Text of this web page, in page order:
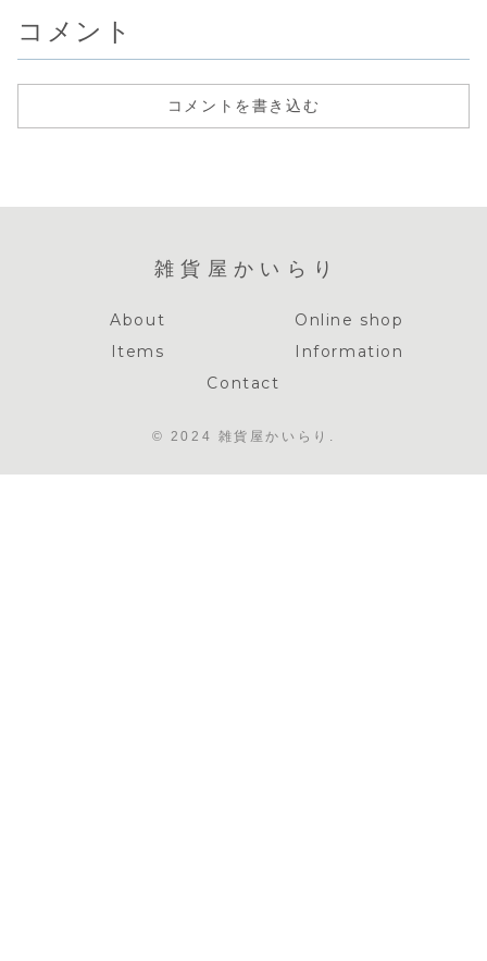
コメント
コメントを書き込む
雑貨屋かいらり
About
Online shop
Items
Information
Contact
© 2024 雑貨屋かいらり.